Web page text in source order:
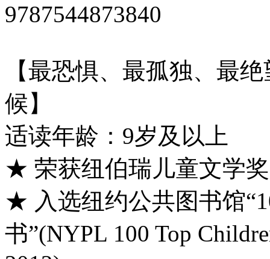
9787544873840
【最恐惧、最孤独、最
候】
适读年龄：9岁及以上
★ 荣获纽伯瑞儿童文学奖
★ 入选纽约公共图书馆
书”(NYPL 100 Top